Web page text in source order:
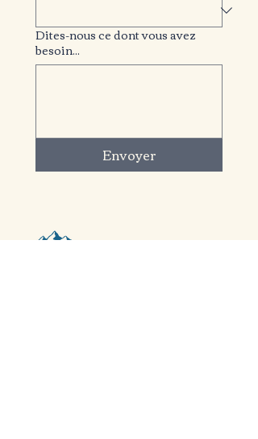
Dites-nous ce dont vous avez
besoin...
Envoyer